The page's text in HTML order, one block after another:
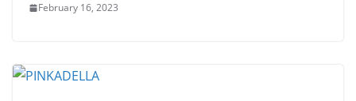
February 16, 2023